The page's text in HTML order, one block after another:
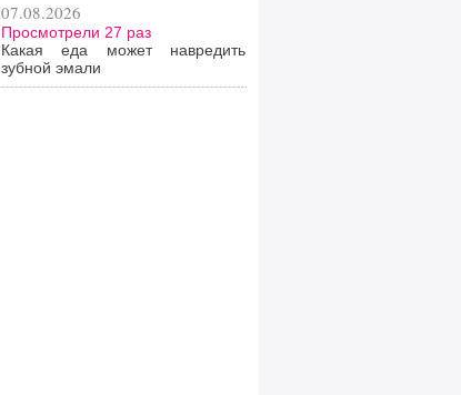
07.08.2026
Просмотрели 27 раз
Какая еда может навредить
зубной эмали